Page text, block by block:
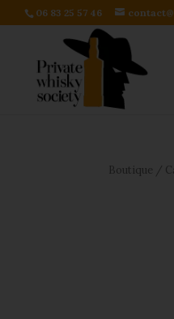
06 83 25 57 46
Boutique /